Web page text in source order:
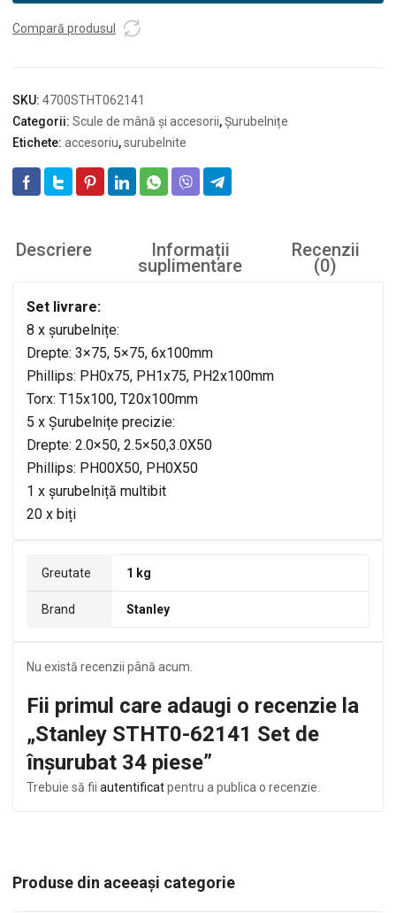
de
Compară produsul
SKU: 4700STHT062141
Categorii: Scule de mână și accesorii,Șurubelnițe
Etichete: accesoriu,surubelnite
Descriere Informații
suplimentare
Recenzii
(0)
Set livrare:
8 x șurubelnițe:
Drepte: 3×75, 5×75, 6x100mm
Phillips: PH0x75, PH1x75, PH2x100mm
Torx: T15x100, T20x100mm
5 x Șurubelnițe precizie:
Drepte: 2.0×50, 2.5×50,3.0X50
Phillips: PH00X50, PH0X50
1 x șurubelniță multibit
20 x biți
Greutate 1 kg
Brand Stanley
Nu există recenzii până acum.
Fii primul care adaugi o recenzie la
„Stanley STHT0-62141 Set de
înșurubat 34 piese”
Trebuie să fii autentificatpentru a publica o recenzie.
Produse din aceeași categorie